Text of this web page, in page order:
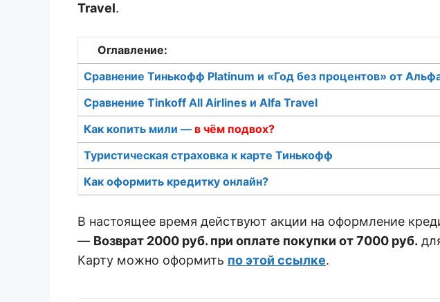
Travel.
Оглавление:
Сравнение Тинькофф Platinum и «Год без процентов» от
Сравнение Tinkoff All Airlines и Alfa Travel
Как копить мили — в чём подвох?
Туристическая страховка к карте Тинькофф
Как оформить кредитку онлайн?
В настоящее время действуют акции на оформление
— Возврат 2000 руб. при оплате покупки от 7000 руб.
Карту можно оформить по этой ссылке.